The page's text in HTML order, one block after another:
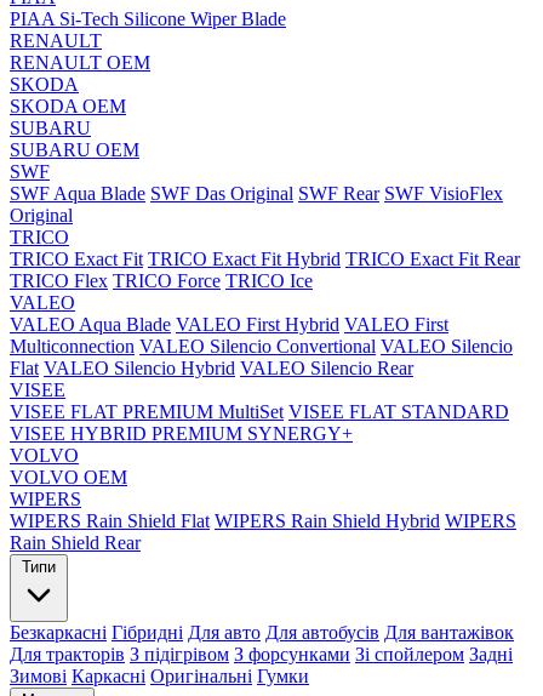
PIAA Si-Tech Silicone Wiper Blade
RENAULT
RENAULT OEM
SKODA
SKODA OEM
SUBARU
SUBARU OEM
SWF
SWF Aqua Blade SWF Das Original SWF Rear SWF VisioFlex
Original
TRICO
TRICO Exact Fit TRICO Exact Fit Hybrid TRICO Exact Fit Rear
TRICO Flex TRICO Force TRICO Ice
VALEO
VALEO Aqua Blade VALEO First Hybrid VALEO First
Multiconnection VALEO Silencio Convertional VALEO Silencio
Flat VALEO Silencio Hybrid VALEO Silencio Rear
VISEE
VISEE FLAT PREMIUM MultiSet VISEE FLAT STANDARD
VISEE HYBRID PREMIUM SYNERGY+
VOLVO
VOLVO OEM
WIPERS
WIPERS Rain Shield Flat WIPERS Rain Shield Hybrid WIPERS
Rain Shield Rear
Типи
Безкаркасні Гібридні Для авто Для автобусів Для вантажівок
Для тракторів З підігрівом З форсунками Зі спойлером Задні
Зимові Каркасні Оригінальні Гумки